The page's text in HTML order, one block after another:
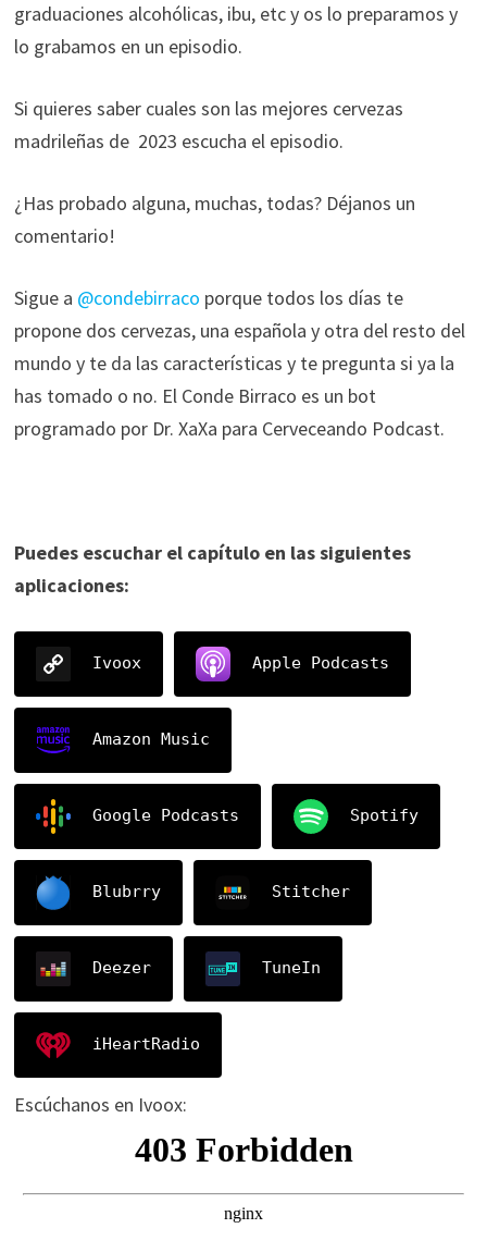
graduaciones alcohólicas, ibu, etc y os lo preparamos y
lo grabamos en un episodio.
Si quieres saber cuales son las mejores cervezas
madrileñas de 2023 escucha el episodio.
¿Has probado alguna, muchas, todas? Déjanos un
comentario!
Sigue a @condebirraco porque todos los días te
propone dos cervezas, una española y otra del resto del
mundo y te da las características y te pregunta si ya la
has tomado o no. El Conde Birraco es un bot
programado por Dr. XaXa para Cerveceando Podcast.
Puedes escuchar el capítulo en las siguientes
aplicaciones:
Ivoox Apple Podcasts
Amazon Music
Google Podcasts Spotify
Blubrry Stitcher
Deezer TuneIn
iHeartRadio
Escúchanos en Ivoox: